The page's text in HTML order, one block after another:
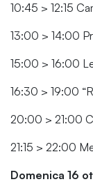
10:45 > 12:15
13:00 > 14:00
15:00 > 16:00
16:30 > 19:00
20:00 > 21:00
21:15 > 22:00
Domenica 16